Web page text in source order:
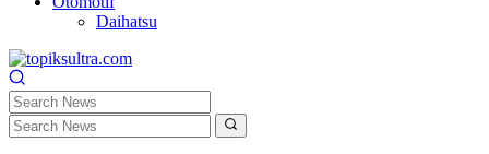
Daihatsu